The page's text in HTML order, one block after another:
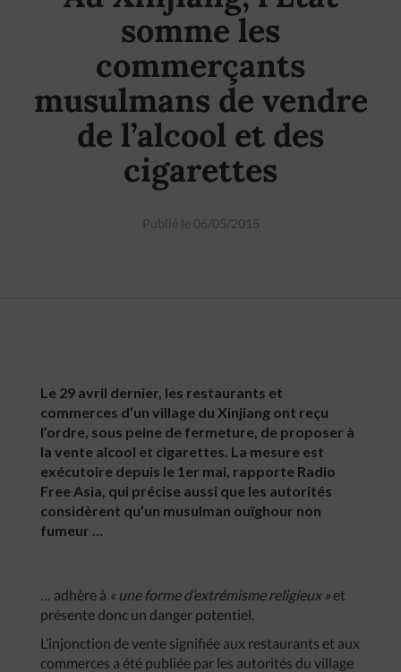
somme les
commerçants
musulmans de vendre
de l’alcool et des
cigarettes
Publié le 06/05/2015
Le 29 avril dernier, les restaurants et
commerces d’un village du Xinjiang ont reçu
l’ordre, sous peine de fermeture, de proposer à
la vente alcool et cigarettes. La mesure est
exécutoire depuis le 1er mai, rapporte Radio
Free Asia, qui précise aussi que les autorités
considèrent qu’un musulman ouïghour non
fumeur …
… adhère à « une forme d’extrémisme religieux » et
présente donc un danger potentiel.
L’injonction de vente signifiée aux restaurants et aux
commerces a été publiée par les autorités du village